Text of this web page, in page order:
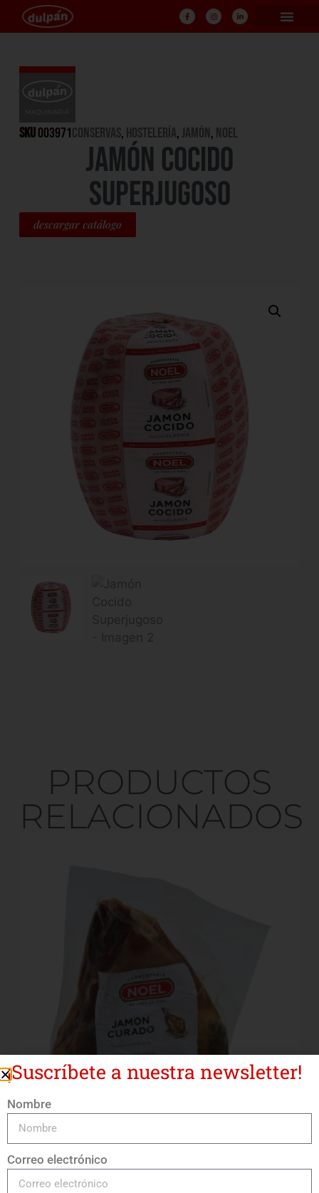
SKU003971CONSERVAS, HOSTELERÍA, Jamón, NOEL
JAMÓN COCIDO
SUPERJUGOSO
descargar catálogo
PRODUCTOS
RELACIONADOS
Jamón Curado Vacío 6/7
LEER MÁS
¡Suscríbete a nuestra newsletter!
Nombre
Correo electrónico